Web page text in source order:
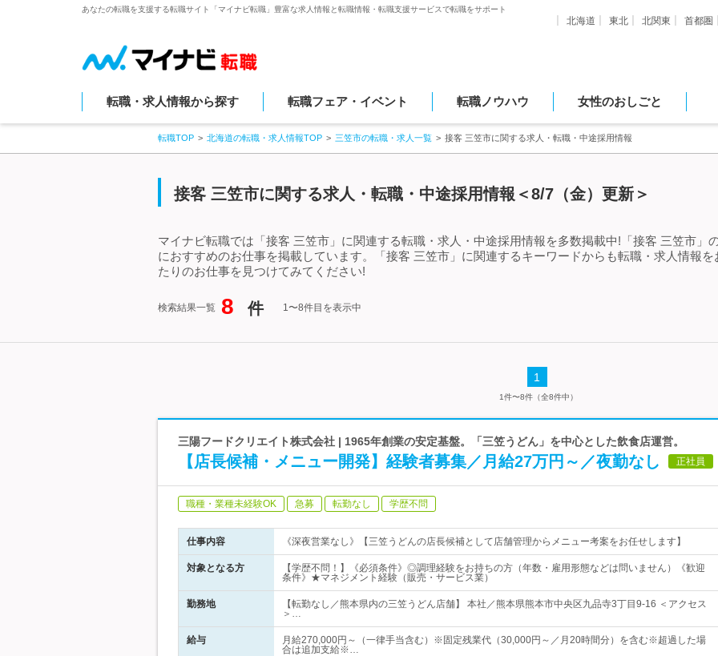
あなたの転職を支援する転職サイト「マイナビ転職」豊富な求人情報と転職情報・転職支援サービスで転職をサポート
北海道 東北 北関東 首都圏
転職・求人情報から探す 転職フェア・イベント 転職ノウハウ 女性のおしごと
転職TOP 北海道の転職・求人情報TOP 三笠市の転職・求人一覧 接客 三笠市に関する求人・転職・中途採用情報
接客 三笠市に関する求人・転職・中途採用情報＜8/7（金）更新＞
マイナビ転職では「接客 三笠市」に関連する転職・求人・中途採用情報を多数掲載中!「接客 三笠市」
におすすめのお仕事を掲載しています。「接客 三笠市」に関連するキーワードからも転職・求人情報
たりのお仕事を見つけてみてください!
検索結果一覧 8 件 1〜8件目を表示中
1
1件〜8件（全8件中）
三陽フードクリエイト株式会社 | 1965年創業の安定基盤。「三笠うどん」を中心とした飲食店運営。
【店長候補・メニュー開発】経験者募集／月給27万円～／夜勤なし 正社員
職種・業種未経験OK 急募 転勤なし 学歴不問
仕事内容 《深夜営業なし》【三笠うどんの店長候補として店舗管理からメニュー考案をお任せします】
対象となる方
【学歴不問！】《必須条件》◎調理経験をお持ちの方（年数・雇用形態などは問いません）《歓迎
条件》★マネジメント経験（販売・サービス業）
勤務地
【転勤なし／熊本県内の三笠うどん店舗】 本社／熊本県熊本市中央区九品寺3丁目9-16 ＜アクセス
＞…
給与
月給270,000円～（一律手当含む）※固定残業代（30,000円～／月20時間分）を含む※超過した場
合は追加支給※…